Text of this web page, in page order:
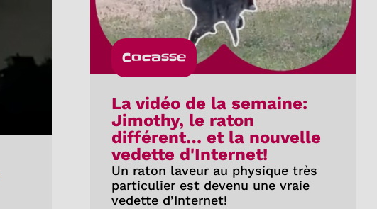
Cocasse
La vidéo de la semaine:
Jimothy, le raton
différent… et la nouvelle
vedette d'Internet!
Un raton laveur au physique très
particulier est devenu une vraie
vedette d’Internet!